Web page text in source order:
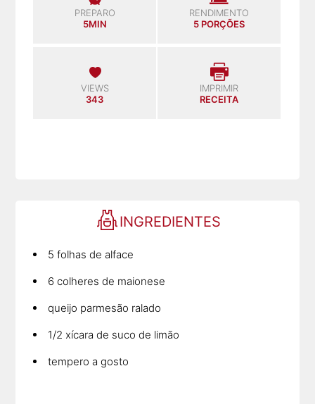
PREPARO
5MIN
RENDIMENTO
5 PORÇÕES
VIEWS
343
IMPRIMIR
RECEITA
INGREDIENTES
5 folhas de alface
6 colheres de maionese
queijo parmesão ralado
1/2 xícara de suco de limão
tempero a gosto